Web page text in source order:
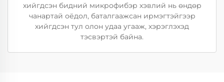
хийгдсэн бидний микрофибэр хэвлий нь өндөр
чанартай оёдол, баталгаажсан ирмэгтэйгээр
хийгдсэн тул олон удаа угааж, хэрэглэхэд
тэсвэртэй байна.